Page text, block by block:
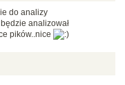
do analizy
analizował
pików..nice